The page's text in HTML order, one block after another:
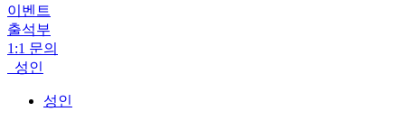
이벤트
출석부
1:1 문의
성인
성인